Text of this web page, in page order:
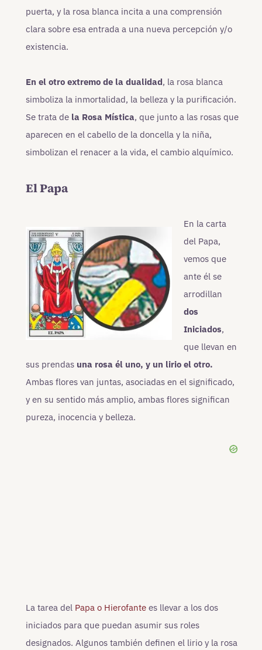
puerta, y la rosa blanca incita a una comprensión
clara sobre esa entrada a una nueva percepción y/o
existencia.
En el otro extremo de la dualidad, la rosa blanca
simboliza la inmortalidad, la belleza y la purificación.
Se trata de la Rosa Mística, que junto a las rosas que
aparecen en el cabello de la doncella y la niña,
simbolizan el renacer a la vida, el cambio alquímico.
El Papa
En la carta
del Papa,
vemos que
ante él se
arrodillan
dos
Iniciados,
que llevan en
sus prendas una rosa él uno, y un lirio el otro.
Ambas flores van juntas, asociadas en el significado,
y en su sentido más amplio, ambas flores significan
pureza, inocencia y belleza.
La tarea del Papa o Hierofante es llevar a los dos
iniciados para que puedan asumir sus roles
designados. Algunos también definen el lirio y la rosa